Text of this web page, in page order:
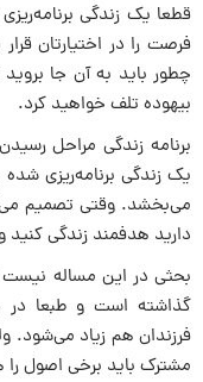
قطعا یک زندگی
فرصت را در اختیارتان
چطور باید به آن جا
بیهوده تلف خواهید کرد.
برنامه زندگی مراحل
یک زندگی برنامه‌ریزی
می‌بخشد. وقتی تصمیم
دارید هدفمند زندگی
بحثی در این مساله نیست
گذاشته است و طبعا در
فرزندان هم زیاد می‌شود.
مشترک باید برخی اصول را